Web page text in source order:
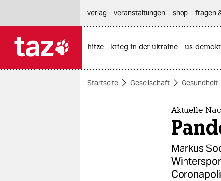
themen
verlag
veranstaltungen shop fragen
hitze krieg in der ukraine us-
Startseite Gesellschaft Gesundheit
Aktuelle
Markus